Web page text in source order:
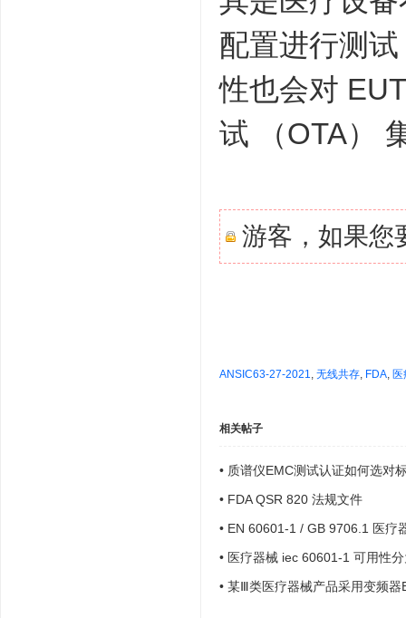
配置进行测
性也会对
试 （OTA）
游客，如果您
ANSIC63-27-2021, 无线共存, FDA,
相关帖子
• 质谱仪EMC测试认证如何选对
• FDA QSR 820 法规文件
• EN 60601-1 / GB 9706.1 医疗
• 医疗器械 iec 60601-1 可用性
其他的类型
• 某Ⅲ类医疗器械产品采用变频